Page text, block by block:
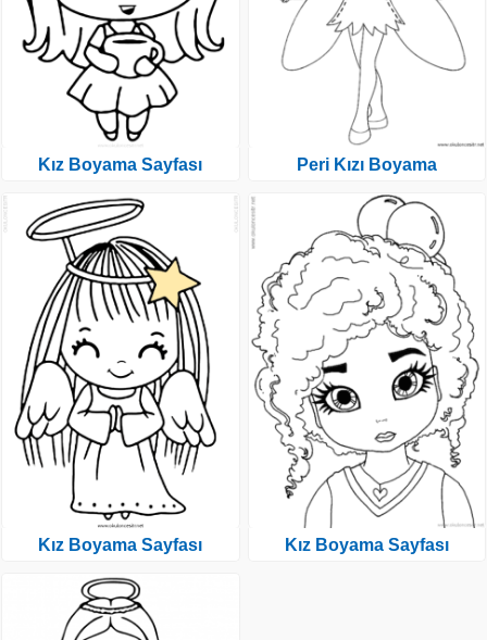
Kız Boyama Sayfası
Kız Boyama Sayfası
Peri Kızı Boyama
Kız Boyama Sayfası